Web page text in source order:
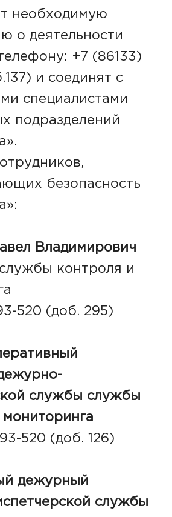
необходимую
о деятельности
+7 (86133)
и соединят с
специалистами
подразделений
безопасность
Владимирович
контроля и
520 (доб. 295)
службы службы
520 (доб. 126)
дежурный
службы